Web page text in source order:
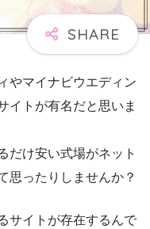
やマイナビウエディン
イトが有名だと思いま
だけ安い式場がネット
思ったりしませんか？
サイトが存在するんで